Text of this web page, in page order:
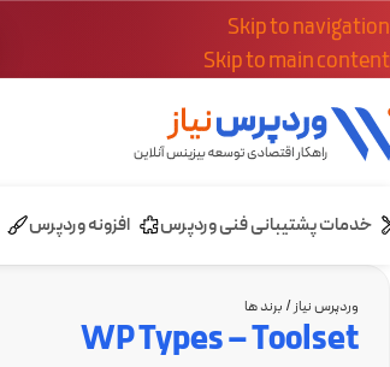
Skip to navigation
Skip to main content
خدمات پشتیبانی فنی وردپرس افزونه وردپرس
وردپرس نیاز/ برند ها
WP Types – Toolset